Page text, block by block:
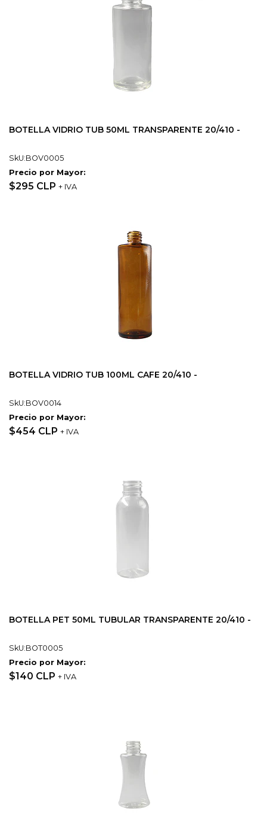
BOTELLA VIDRIO TUB 50ML TRANSPARENTE 20/410 -
SkU:BOV0005
Precio por Mayor:
$295 CLP + IVA
BOTELLA VIDRIO TUB 100ML CAFE 20/410 -
SkU:BOV0014
Precio por Mayor:
$454 CLP + IVA
BOTELLA PET 50ML TUBULAR TRANSPARENTE 20/410 -
SkU:BOT0005
Precio por Mayor:
$140 CLP + IVA